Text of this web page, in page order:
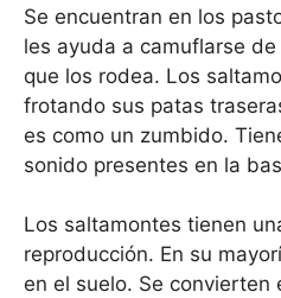
Se encuentran en los
les ayuda a camuflarse
que los rodea. Los
frotando sus patas
es como un zumbido.
sonido presentes en la
Los saltamontes tienen
reproducción. En su
en el suelo. Se convierten